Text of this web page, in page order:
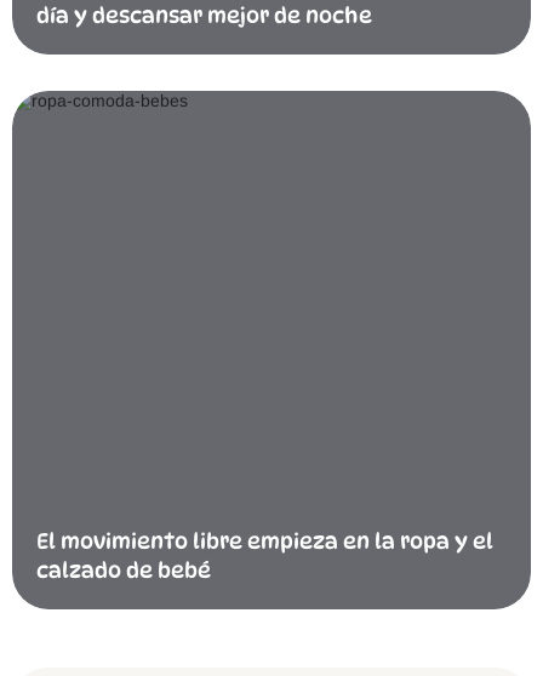
día y descansar mejor de noche
El movimiento libre empieza en la ropa y el
calzado de bebé